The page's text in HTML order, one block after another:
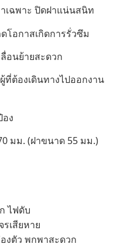
เฉพาะ ปิดฝาแน่นสนิท
โอกาสเกิดการรั่วซึม
อนย้ายสะดวก
ต้องเดินทางไปออกงาน
ง
มม. (ฝาขนาด 55 มม.)
ไฟดับ
เสียหาย
งตัว พกพาสะดวก